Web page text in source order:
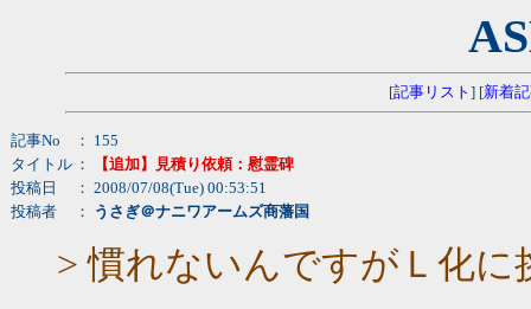
[記事リスト ] [新着
記事No
： 155
タイトル ：
【追加】見積り依頼：慰霊碑
投稿日
： 2008/07/08(Tue) 00:53:51
投稿者
： うさぎ＠ナニワアームズ商藩国
> 慣れないんですがＬ化